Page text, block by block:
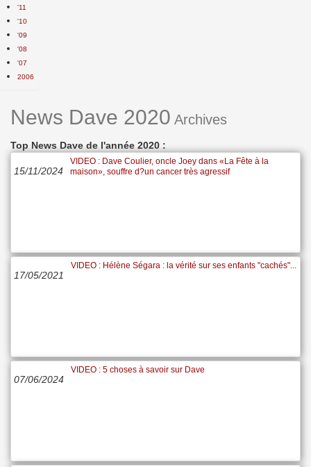
'11
'10
'09
'08
'07
2006
News Dave 2020 Archives
Top News Dave de l'année 2020 :
15/11/2024
VIDEO : Dave Coulier, oncle Joey dans «La Fête à la
maison», souffre d?un cancer très agressif
17/05/2021
VIDEO : Hélène Ségara : la vérité sur ses enfants "cachés"...
07/06/2024
VIDEO : 5 choses à savoir sur Dave